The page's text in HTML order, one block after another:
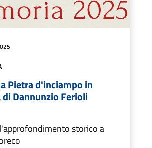
Pietra d'inciampo in
Dannunzio Ferioli
storico a